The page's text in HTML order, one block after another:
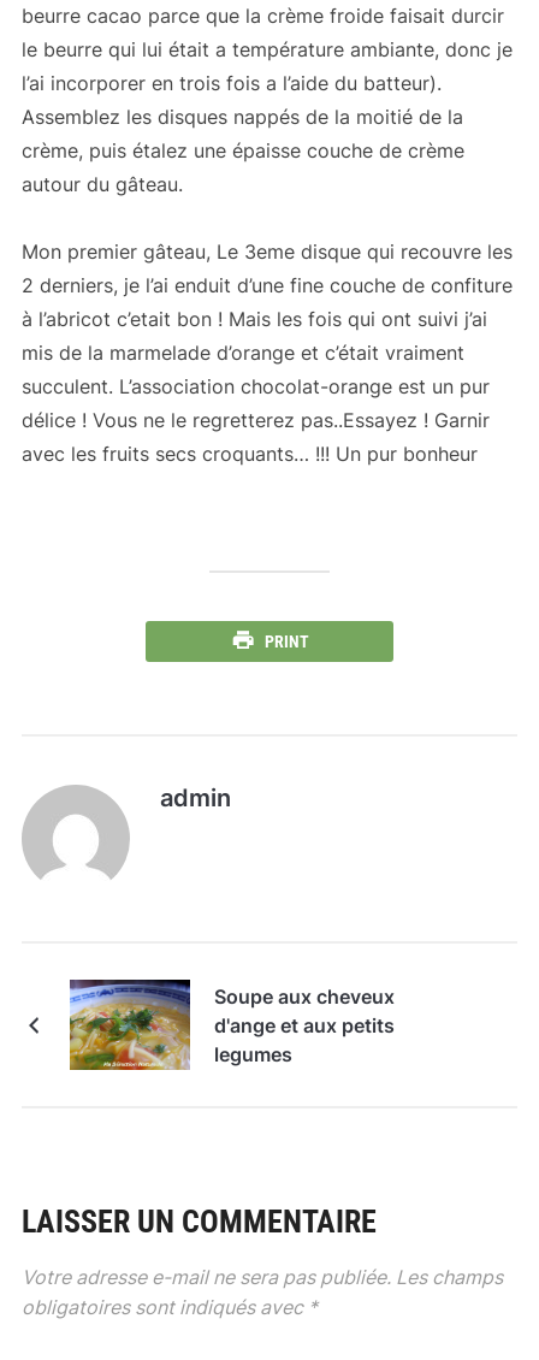
beurre cacao parce que la crème froide faisait durcir
le beurre qui lui était a température ambiante, donc je
l’ai incorporer en trois fois a l’aide du batteur).
Assemblez les disques nappés de la moitié de la
crème, puis étalez une épaisse couche de crème
autour du gâteau.
Mon premier gâteau, Le 3eme disque qui recouvre les
2 derniers, je l’ai enduit d’une fine couche de confiture
à l’abricot c’etait bon ! Mais les fois qui ont suivi j’ai
mis de la marmelade d’orange et c’était vraiment
succulent. L’association chocolat-orange est un pur
délice ! Vous ne le regretterez pas..Essayez ! Garnir
avec les fruits secs croquants… !!! Un pur bonheur
PRINT
admin
Soupe aux cheveux
d'ange et aux petits
legumes
LAISSER UN COMMENTAIRE
Votre adresse e-mail ne sera pas publiée. Les champs
obligatoires sont indiqués avec *